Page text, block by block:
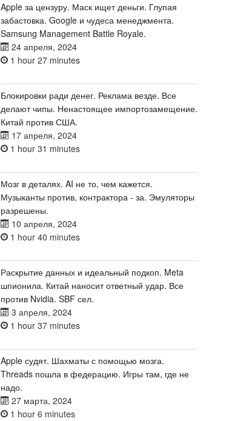
Apple за цензуру. Маск ищет деньги. Глупая
забастовка. Google и чудеса менеджмента.
Samsung Management Battle Royale.
24 апреля, 2024
1 hour 27 minutes
Блокировки ради денег. Реклама везде. Все
делают чипы. Ненастоящее импортозамещение.
Китай против США.
17 апреля, 2024
1 hour 31 minutes
Мозг в деталях. AI не то, чем кажется.
Музыканты против, контрактора - за. Эмуляторы
разрешены.
10 апреля, 2024
1 hour 40 minutes
Раскрытие данных и идеальный подкоп. Meta
шпионила. Китай наносит ответный удар. Все
против Nvidia. SBF сел.
3 апреля, 2024
1 hour 37 minutes
Apple судят. Шахматы с помощью мозга.
Threads пошла в федерацию. Игры там, где не
надо.
27 марта, 2024
1 hour 6 minutes